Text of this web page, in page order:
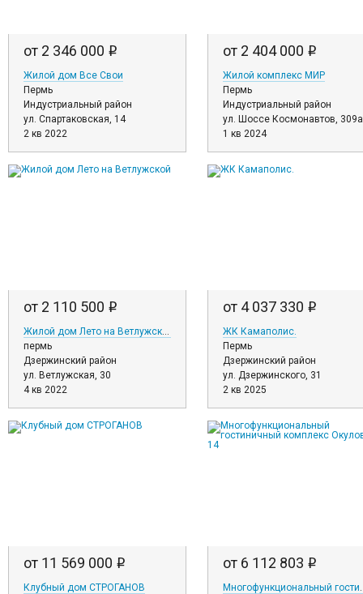
от 2 346 000 i
Жилой дом Все Свои
Пермь
Индустриальный район
ул. Спартаковская, 14
2 кв 2022
от 2 404 000 i
Жилой комплекс МИР
Пермь
Индустриальный район
ул. Шоссе Космонавтов, 309а
1 кв 2024
от 2 110 500 i
Жилой дом Лето на Ветлужской
пермь
Дзержинский район
ул. Ветлужская, 30
4 кв 2022
от 4 037 330 i
ЖК Камаполис.
Пермь
Дзержинский район
ул. Дзержинского, 31
2 кв 2025
от 11 569 000 i
Клубный дом СТРОГАНОВ
от 6 112 803 i